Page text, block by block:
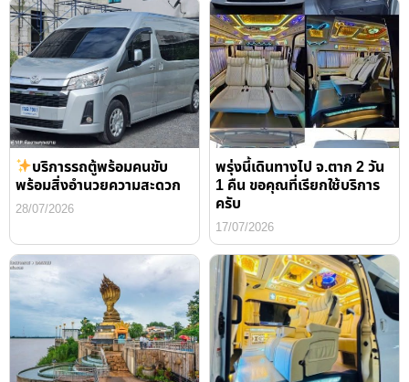
บริการรถตู้พร้อมคนขับ
พร้อมสิ่งอำนวยความสะดวก
28/07/2026
พรุ่งนี้เดินทางไป จ.ตาก 2 วัน
1 คืน ขอคุณที่เรียกใช้บริการ
ครับ
17/07/2026